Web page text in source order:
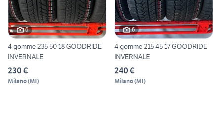
6
4 gomme 235 50 18 GOODRIDE
INVERNALE
230 €
Milano(MI)
6
4 gomme 215 45 17 GOODRIDE
INVERNALE
240 €
Milano(MI)